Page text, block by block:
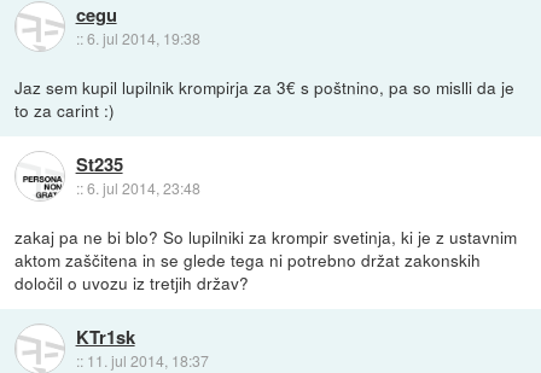
cegu
::6. jul 2014, 19:38
Jaz sem kupil lupilnik krompirja za 3€ s poštnino, pa so mislli da je
to za carint :)
St235
::6. jul 2014, 23:48
zakaj pa ne bi blo? So lupilniki za krompir svetinja, ki je z ustavnim
aktom zaščitena in se glede tega ni potrebno držat zakonskih
določil o uvozu iz tretjih držav?
KTr1sk
:: 11. jul 2014, 18:37